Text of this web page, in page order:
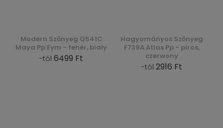
Modern Szőnyeg Q541C
Maya Pp Eym - fehér, biały
-tól 6499 Ft
Hagyományos Szőnyeg
F739A Atlas Pp - piros,
czerwony
-tól 2916 Ft